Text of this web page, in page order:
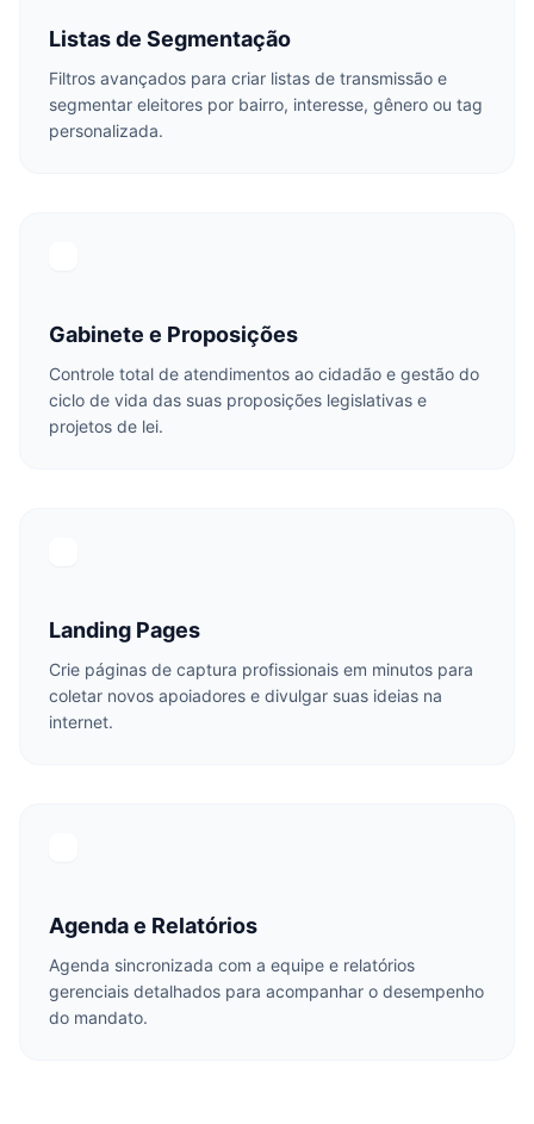
Listas de Segmentação
Filtros avançados para criar listas de transmissão e
segmentar eleitores por bairro, interesse, gênero ou tag
personalizada.
Gabinete e Proposições
Controle total de atendimentos ao cidadão e gestão do
ciclo de vida das suas proposições legislativas e
projetos de lei.
Landing Pages
Crie páginas de captura profissionais em minutos para
coletar novos apoiadores e divulgar suas ideias na
internet.
Agenda e Relatórios
Agenda sincronizada com a equipe e relatórios
gerenciais detalhados para acompanhar o desempenho
do mandato.